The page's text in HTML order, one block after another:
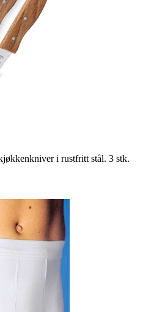
i rustfritt stål. 3 stk.